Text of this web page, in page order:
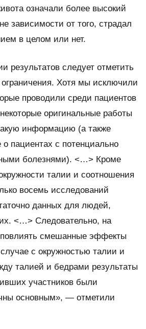
означали более высокий
зависимости от того, страдал
в целом или нет.
результатов следует отметить
Хотя мы исключили
проводили среди пациентов
оригинальные работы
информацию (а также
пациентах с потенциально
болезнями). <…> Кроме
талии и соотношения
восемь исследований
данных для людей,
<…> Следовательно, на
повлиять смешанные эффекты
с окружностью талии и
талией и бедрами результаты
участников были
основным», — отметили